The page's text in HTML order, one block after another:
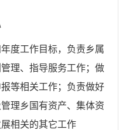
度工作目标，负责乡属
理、指导服务工作；做
等相关工作；负责做好
理乡国有资产、集体资
相关的其它工作